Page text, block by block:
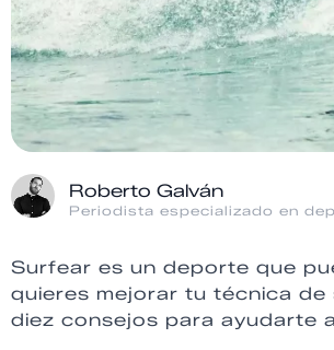
Roberto Galván
Periodista especializado en
Surfear es un deporte que
quieres mejorar tu técnica de
diez consejos para ayudarte